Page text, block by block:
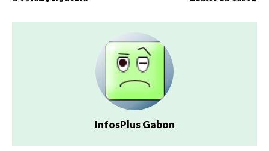
InfosPlus Gabon